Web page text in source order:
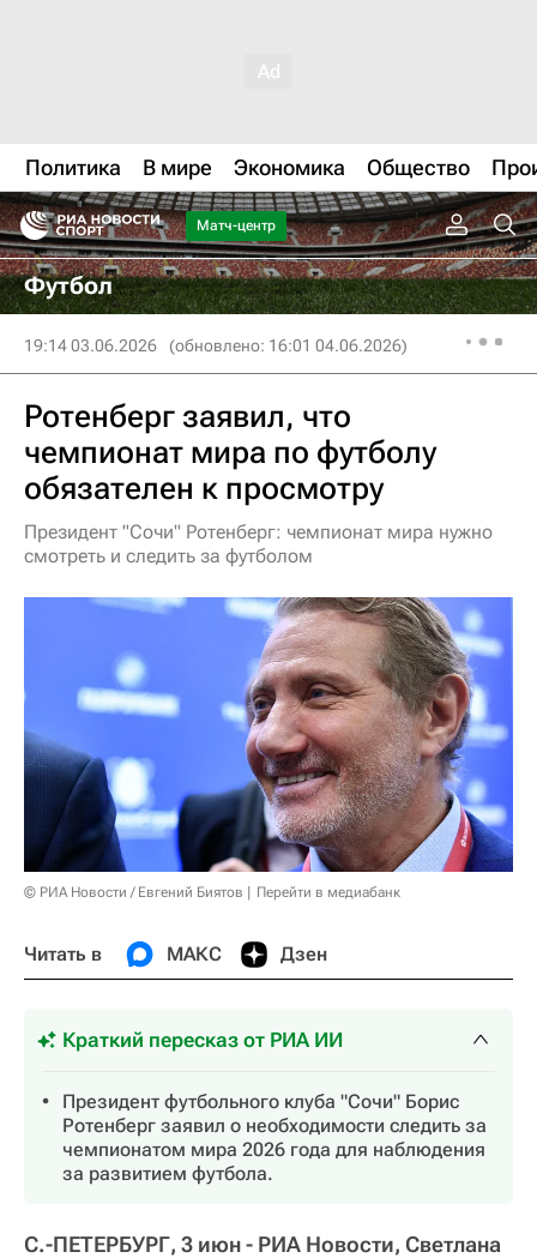
Политика В мире Экономика Общество
Матч-центр
Футбол
19:14 03.06.2026 (обновлено: 16:01 04.06.2026)
Ротенберг заявил, что
чемпионат мира по футболу
обязателен к просмотру
Президент "Сочи" Ротенберг: чемпионат мира нужно
смотреть и следить за футболом
© РИА Новости / Евгений Биятов Перейти в медиабанк
Читать в МАКС Дзен
Краткий пересказ от РИА ИИ
Президент футбольного клуба "Сочи" Борис
Ротенберг заявил о необходимости следить за
чемпионатом мира 2026 года для наблюдения
за развитием футбола.
С.-ПЕТЕРБУРГ, 3 июн - РИА Новости, Светлана